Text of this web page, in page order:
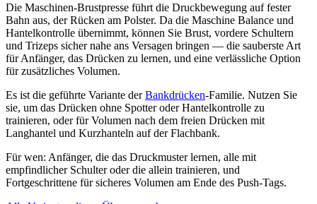
Die Maschinen-Brustpresse führt die Druckbewegung auf fester
Bahn aus, der Rücken am Polster. Da die Maschine Balance und
Hantelkontrolle übernimmt, können Sie Brust, vordere Schultern
und Trizeps sicher nahe ans Versagen bringen — die sauberste Art
für Anfänger, das Drücken zu lernen, und eine verlässliche Option
für zusätzliches Volumen.
Es ist die geführte Variante derBankdrücken-Familie. Nutzen Sie
sie, um das Drücken ohne Spotter oder Hantelkontrolle zu
trainieren, oder für Volumen nach dem freien Drücken mit
Langhantel und Kurzhanteln auf der Flachbank.
Für wen: Anfänger, die das Druckmuster lernen, alle mit
empfindlicher Schulter oder die allein trainieren, und
Fortgeschrittene für sicheres Volumen am Ende des Push-Tags.